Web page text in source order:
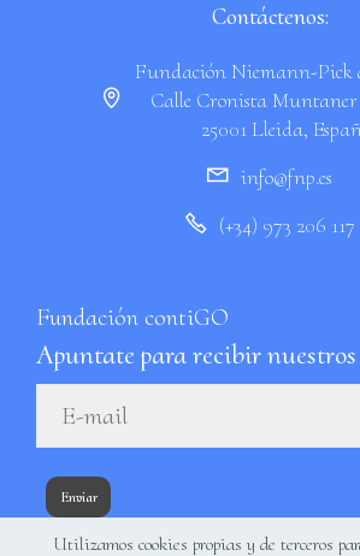
Contáctenos:
Fundación Niemann-Pick
Calle Cronista Muntaner
25001 Lleida,
info@fnp.es
(+34) 973 206 117
Fundación contiGO
Apuntate para recibir
Enviar
Utilizamos cookies propias y de terceros